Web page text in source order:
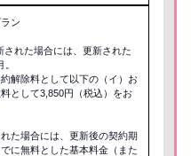
ン
れた場合には、更新された
解除料として以下の（イ）お
として3,850円（税込）をお
た場合には、更新後の契約期
に無料とした基本料金（また